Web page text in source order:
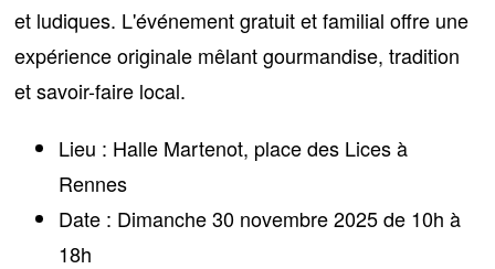
et ludiques. L'événement gratuit et familial offre une
expérience originale mêlant gourmandise, tradition
et savoir-faire local.
Lieu : Halle Martenot, place des Lices à
Rennes
Date : Dimanche 30 novembre 2025 de 10h à
18h